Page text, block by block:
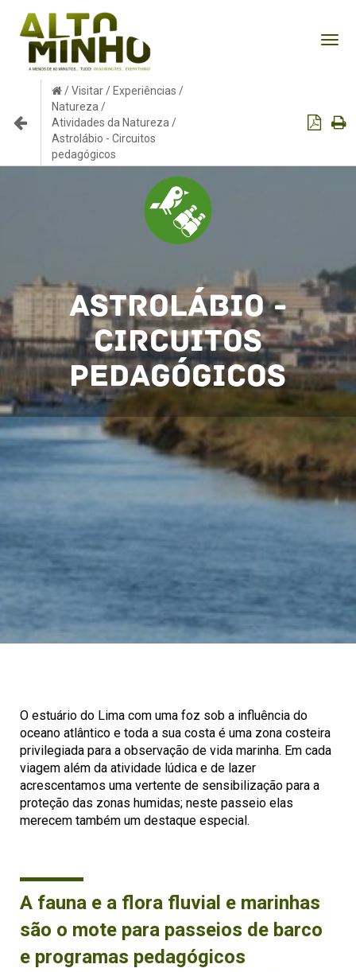
/Visitar/ Experiências /
Natureza /
Atividades da Natureza /
Astrolábio - Circuitos
pedagógicos
Astrolábio -
Circuitos
pedagógicos
O estuário do Lima com uma foz sob a influência do
oceano atlântico e toda a sua costa é uma zona costeira
privilegiada para a observação de vida marinha. Em cada
viagem além da atividade lúdica e de lazer
acrescentamos uma vertente de sensibilização para a
proteção das zonas humidas; neste passeio elas
merecem também um destaque especial.
A fauna e a flora fluvial e marinhas
são o mote para passeios de barco
e programas pedagógicos